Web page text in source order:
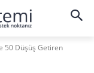
50 Düşüş Getiren